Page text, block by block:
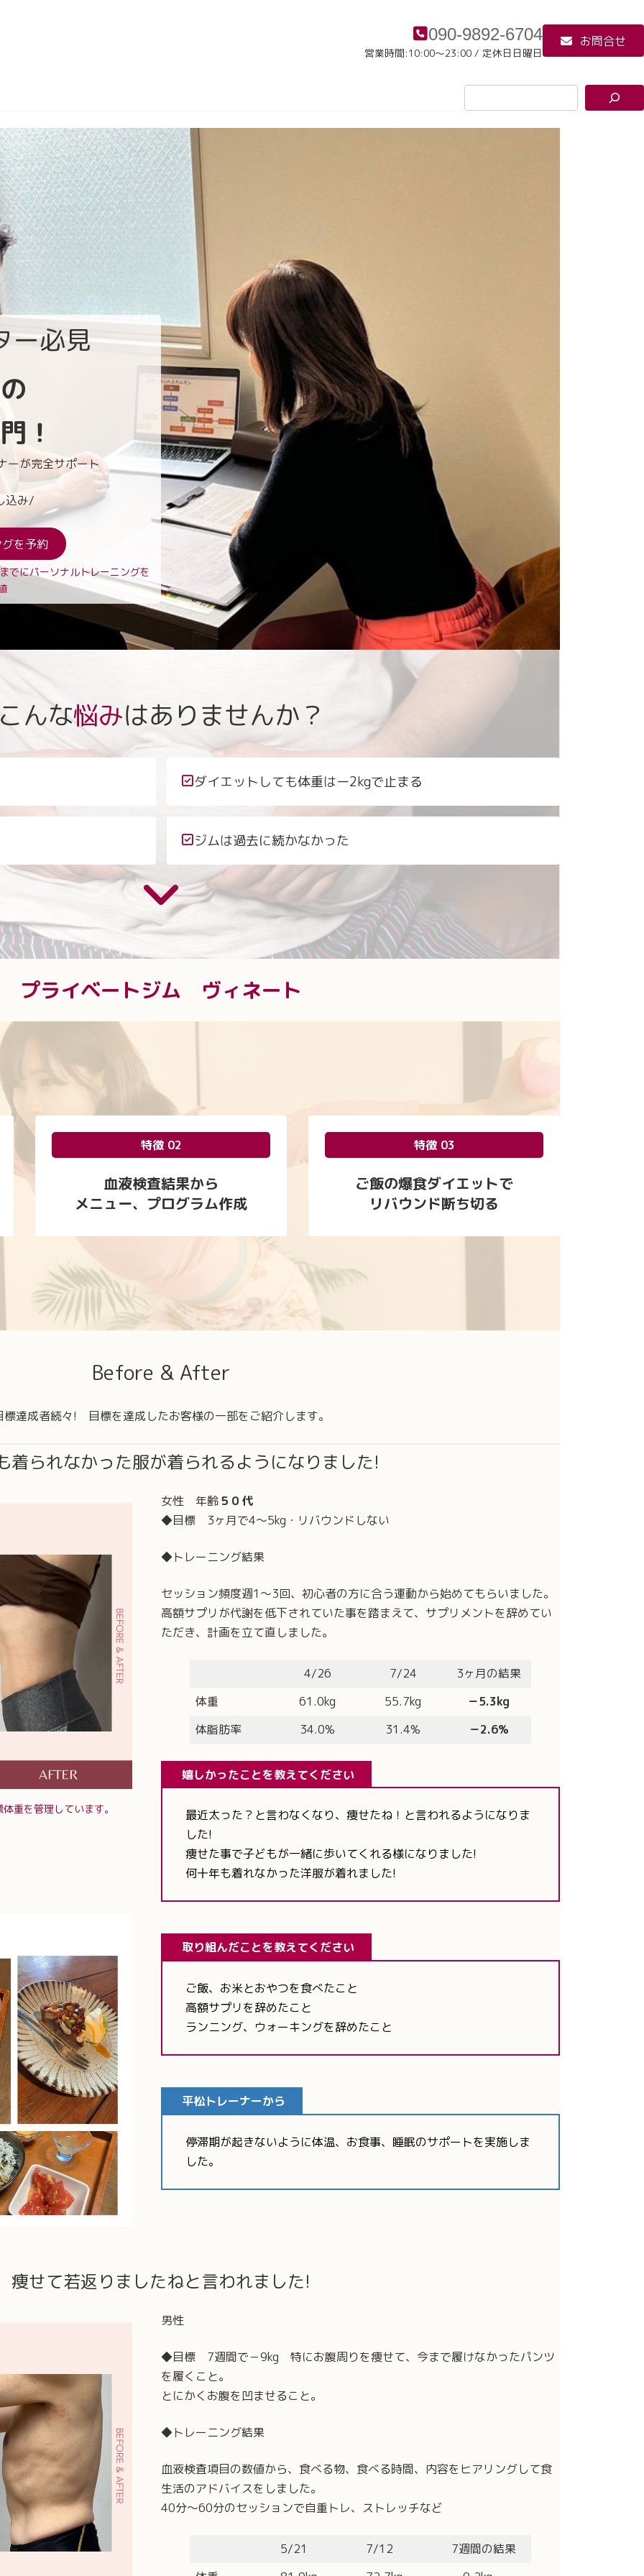
090-9892-6704
営業時間:10:00～23:00 / 定休日日曜日
お問合せ
ー必見
！
ーが完全サポート
込み/
を予約
でにパーソナルトレーニングを
んな悩みはありませんか？
ダイエットしても体重はー2kgで止まる
ジムは過去に続かなかった
プライベートジム ヴィネート
特徴 02
血液検査結果から
メニュー、プログラム作成
特徴 03
ご飯の爆食ダイエットで
リバウンド断ち切る
Before & After
標達成者続々! 目標を達成したお客様の一部をご紹介します。
着られなかった服が着られるようになりました!
重を管理しています。
女性 年齢５０代
◆目標 3ヶ月で4〜5kg・リバウンドしない
◆トレーニング結果
セッション頻度週1～3回、初心者の方に合う運動から始めてもらいました。
高額サプリが代謝を低下されていた事を踏まえて、サプリメントを辞めてい
ただき、計画を立て直しました。
4/26 7/24
3ヶ月の結果
体重
61.0kg 55.7kg
－5.3kg
体脂肪率
34.0% 31.4% －2.6%
嬉しかったことを教えてください
最近太った？と言わなくなり、痩せたね！と言われるようになりま
した!
痩せた事で子どもが一緒に歩いてくれる様になりました!
何十年も着れなかった洋服が着れました!
取り組んだことを教えてください
ご飯、お米とおやつを食べたこと
高額サプリを辞めたこと
ランニング、ウォーキングを辞めたこと
平松トレーナーから
停滞期が起きないように体温、お食事、睡眠のサポートを実施しま
した。
痩せて若返りましたねと言われました!
男性
◆目標 7週間で－9kg 特にお腹周りを痩せて、今まで履けなかったパンツ
を履くこと。
とにかくお腹を凹ませること。
◆トレーニング結果
血液検査項目の数値から、食べる物、食べる時間、内容をヒアリングして食
生活のアドバイスをしました。
40分～60分のセッションで自重トレ、ストレッチなど
5/21 7/12
7週間の結果